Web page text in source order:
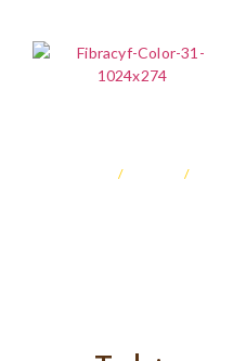
/ /